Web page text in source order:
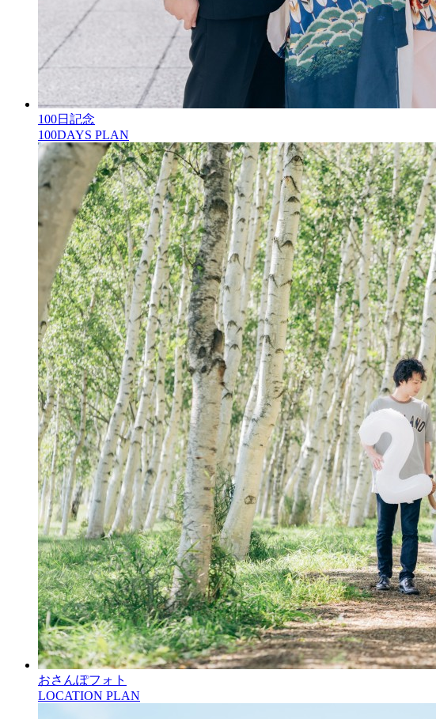
100日記念
100DAYS PLAN
おさんぽフォト
LOCATION PLAN